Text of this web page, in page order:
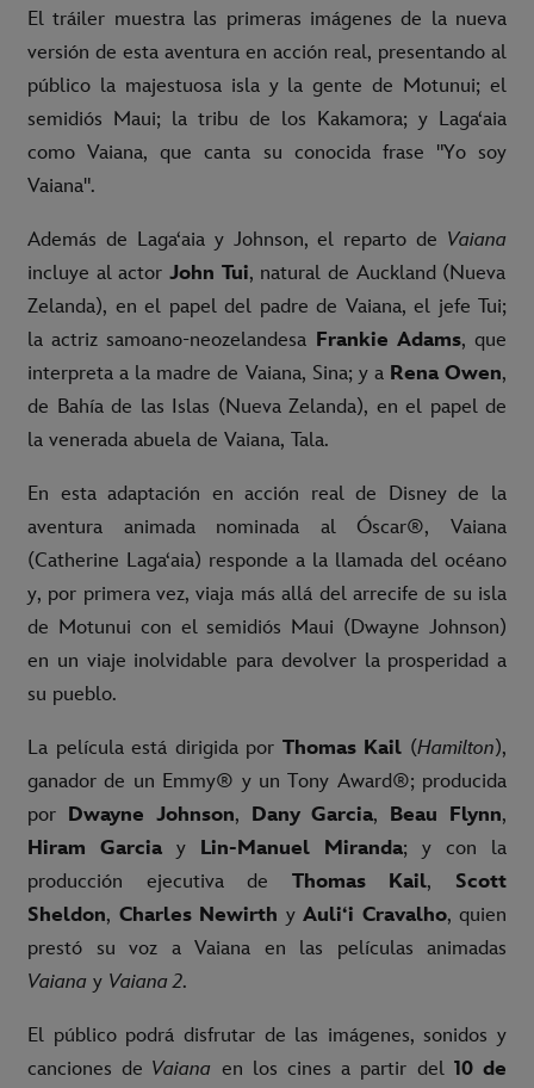
El tráiler muestra las primeras imágenes de la nueva
versión de esta aventura en acción real, presentando al
público la majestuosa isla y la gente de Motunui; el
semidiós Maui; la tribu de los Kakamora; y Lagaʻaia
como Vaiana, que canta su conocida frase "Yo soy
Vaiana".
Además de Lagaʻaia y Johnson, el reparto de Vaiana
incluye al actor John Tui, natural de Auckland (Nueva
Zelanda), en el papel del padre de Vaiana, el jefe Tui;
la actriz samoano-neozelandesa Frankie Adams, que
interpreta a la madre de Vaiana, Sina; y a Rena Owen,
de Bahía de las Islas (Nueva Zelanda), en el papel de
la venerada abuela de Vaiana, Tala.
En esta adaptación en acción real de Disney de la
aventura animada nominada al Óscar®, Vaiana
(Catherine Lagaʻaia) responde a la llamada del océano
y, por primera vez, viaja más allá del arrecife de su isla
de Motunui con el semidiós Maui (Dwayne Johnson)
en un viaje inolvidable para devolver la prosperidad a
su pueblo.
La película está dirigida por Thomas Kail (Hamilton),
ganador de un Emmy® y un Tony Award®; producida
por Dwayne Johnson, Dany Garcia, Beau Flynn,
Hiram Garcia y Lin-Manuel Miranda; y con la
producción ejecutiva de Thomas Kail, Scott
Sheldon, Charles Newirth y Auliʻi Cravalho, quien
prestó su voz a Vaiana en las películas animadas
Vaiana y Vaiana 2.
El público podrá disfrutar de las imágenes, sonidos y
canciones de Vaiana en los cines a partir del 10 de